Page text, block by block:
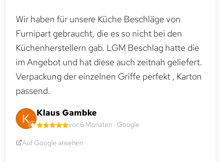
Wir haben für unsere Küche Beschläge von
Furnipart gebraucht, die es so nicht bei den
Küchenherstellern gab. LGM Beschlag hatte die
im Angebot und hat diese auch zeitnah geliefert.
Verpackung der einzelnen Griffe perfekt , Karton
passend.
Klaus Gambke
vor 6 Monaten · Google
Auf Google ansehen